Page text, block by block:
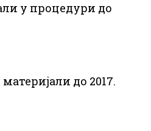
у процедури до
до 2017.